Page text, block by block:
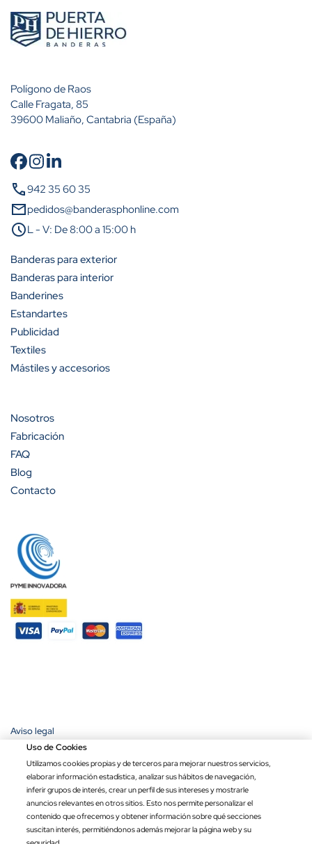
Precio por unidad Opciones totales Total
Cantidad
A partir de 10 unidades
A partir de 25 unidades
A partir de 50 unidades
A partir de 100 unidades
Cantidad
A partir de 200 unidades
Polígono de Raos
Calle Fragata, 85
39600 Maliaño, Cantabria (España)
call942 35 60 35
mailpedidos@banderasphonline.com
scheduleL - V: De 8:00 a 15:00 h
Banderas para exterior
Banderas para interior
Banderines
Estandartes
Publicidad
Textiles
Mástiles y accesorios
Nosotros
Fabricación
FAQ
Blog
Contacto
Aviso legal
Política de privacidad
Condiciones de compra
Ley de transparencia
Copyright © 2026 Banderas Puerta de Hierro®. Todos los derechos
reservados.
Uso de Cookies
Utilizamos cookies propias y de terceros para mejorar nuestros servicios,
elaborar información estadística, analizar sus hábitos de navegación,
inferir grupos de interés, crear un perfil de sus intereses y mostrarle
anuncios relevantes en otros sitios. Esto nos permite personalizar el
contenido que ofrecemos y obtener información sobre qué secciones
suscitan interés, permitiéndonos además mejorar la página web y su